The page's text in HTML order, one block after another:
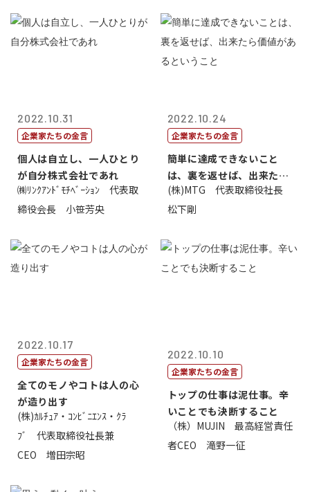
2022.10.31
企業家たちの金言
個人は自立し、一人ひとり
が自分株式会社であれ
㈱ﾘﾝｸｱﾝﾄﾞﾓﾁﾍﾞｰｼｮﾝ 代表取
締役会長 小笹芳央
2022.10.24
企業家たちの金言
簡単に達成できないこと
は、裏を返せば、出来たら
価値があるとい...
(株)MTG 代表取締役社長
松下剛
2022.10.17
企業家たちの金言
全てのモノやコトは人の心
が造り出す
(株)ｶﾙﾁｭｱ・ｺﾝﾋﾞﾆｴﾝｽ・ｸﾗ
ﾌﾞ 代表取締役社長兼
CEO 増田宗昭
2022.10.10
企業家たちの金言
トップの仕事は泥仕事。辛
いことでも決断すること
（株）MUJIN 最高経営責任
者CEO 滝野一征